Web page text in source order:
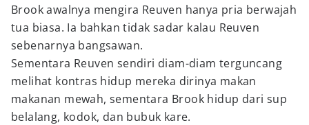
Brook awalnya mengira Reuven hanya pria berwajah
tua biasa. Ia bahkan tidak sadar kalau Reuven
sebenarnya bangsawan.
Sementara Reuven sendiri diam-diam terguncang
melihat kontras hidup mereka dirinya makan
makanan mewah, sementara Brook hidup dari sup
belalang, kodok, dan bubuk kare.